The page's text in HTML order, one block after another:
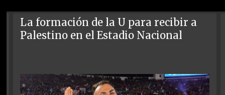
La formación de la U para recibir a
Palestino en el Estadio Nacional